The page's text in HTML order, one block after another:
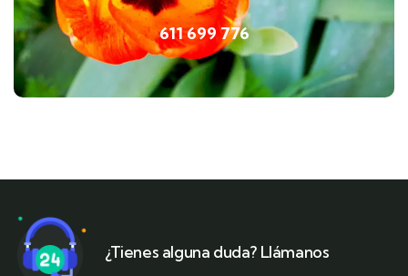
611 699 776
¿Tienes alguna duda? Llámanos